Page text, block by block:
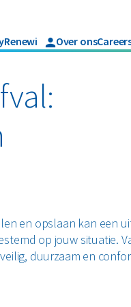
Onze diensten
Papier en karton
Papier en karton
Over ons
en opslaan kan een
op jouw situatie.
duurzaam en